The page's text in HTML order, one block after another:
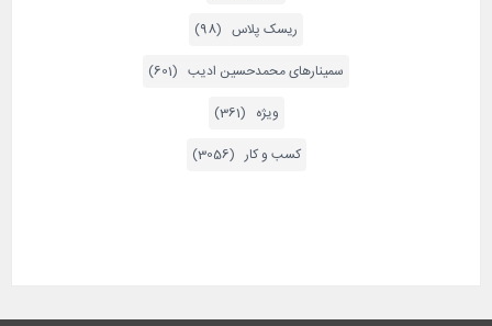
ریسک پلاس (98)
سمینارهای محمدحسین ادیب (601)
ویژه (361)
کسب و کار (3056)